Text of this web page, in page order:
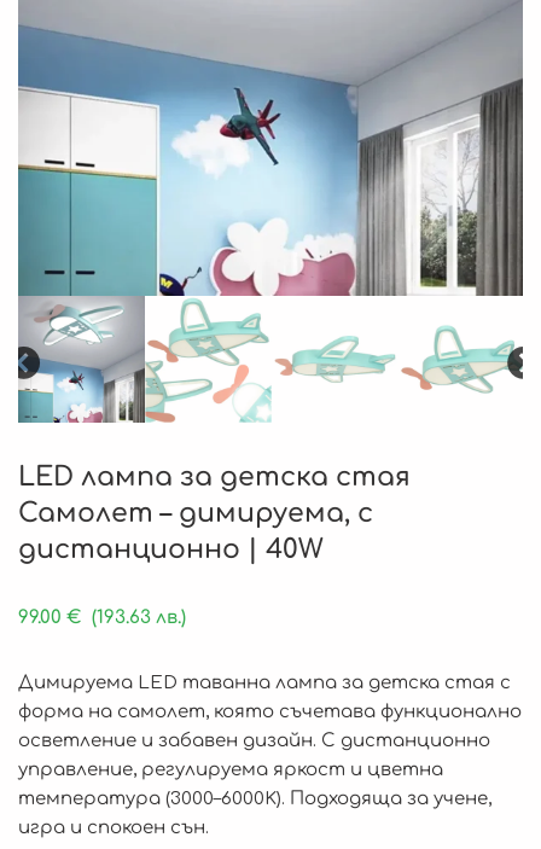
LED лампа за детска стая
Самолет – димируема, с
дистанционно | 40W
99.00 € (193.63 лв.)
Димируема LED таванна лампа за детска стая с
форма на самолет, която съчетава функционално
осветление и забавен дизайн. С дистанционно
управление, регулируема яркост и цветна
температура (3000–6000K). Подходяща за учене,
игра и спокоен сън.